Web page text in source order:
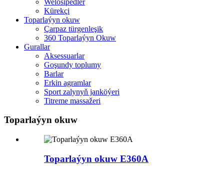
Kürekçi
Toparlaýyn okuw
Çarpaz türgenleşik
360 Toparlaýyn Okuw
Gurallar
Aksessuarlar
Goşundy toplumy
Barlar
Erkin agramlar
Sport zalynyň janköýeri
Titreme massažeri
Toparlaýyn okuw
Toparlaýyn okuw E360A